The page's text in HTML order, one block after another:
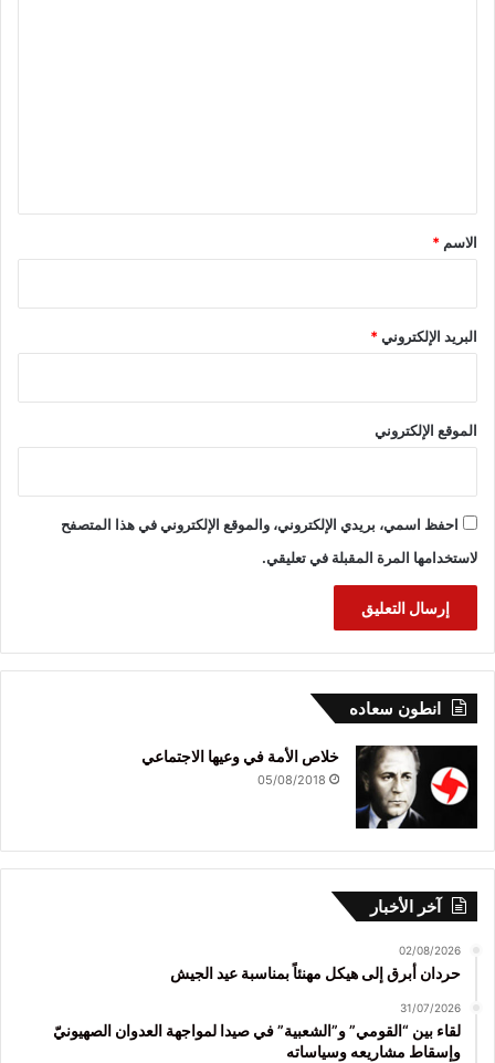
*
الاسم *
البريد الإلكتروني*
الموقع الإلكتروني
احفظ اسمي، بريدي الإلكتروني، والموقع الإلكتروني في هذا المتصفح
لاستخدامها المرة المقبلة في تعليقي.
انطون سعاده
خلاص الأمة في وعيها الاجتماعي
05/08/2018
آخر الأخبار
02/08/2026
حردان أبرق إلى هيكل مهنئاً بمناسبة عيد الجيش
31/07/2026
لقاء بين “القومي” و”الشعبية” في صيدا لمواجهة العدوان الصهيونيّ
وإسقاط مشاريعه وسياساته